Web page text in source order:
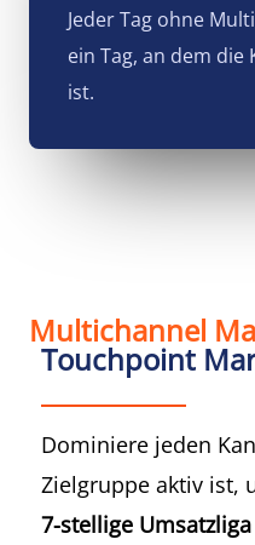
Jeder Tag ohne
ein Tag, an dem
ist.
Multichannel
Touchpoint
Dominiere jeden
Zielgruppe aktiv ist,
7-stellige Umsatzliga